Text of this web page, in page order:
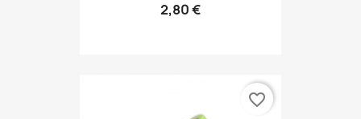
2,80 €
favorite_border